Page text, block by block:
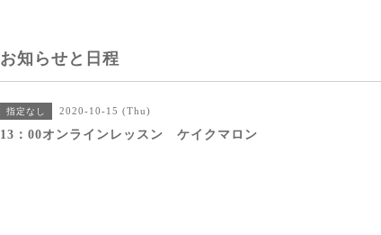
お知らせと日程
指定なし 2020-10-15 (Thu)
13：00オンラインレッスン ケイクマロン